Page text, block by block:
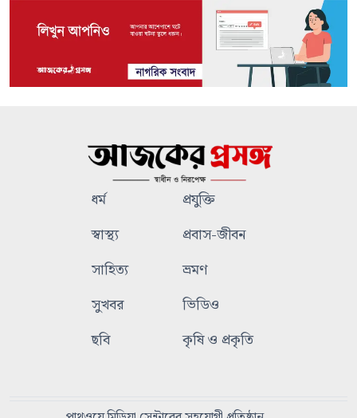
ধর্ম
প্রযুক্তি
স্বাস্থ্য
প্রবাস-জীবন
সাহিত্য
ভ্রমণ
সুখবর
ভিডিও
ছবি
কৃষি ও প্রকৃতি